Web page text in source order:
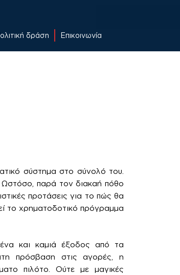
δράση Επικοινωνία
σύστημα στο σύνολό του.
Ωστόσο, παρά τον διακαή πόθο
προτάσεις για το πώς θα
το χρηματοδοτικό πρόγραμμα
και καμιά έξοδος από τα
πρόσβαση στις αγορές, η
πιλότο. Ούτε με μαγικές